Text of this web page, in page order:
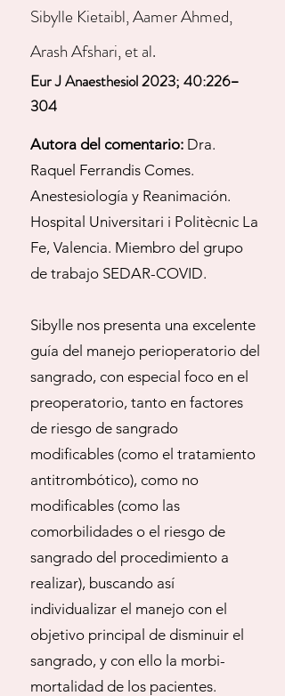
Sibylle Kietaibl, Aamer Ahmed,
Arash Afshari, et al.
Eur J Anaesthesiol 2023; 40:226–
304
Autora del comentario: Dra.
Raquel Ferrandis Comes.
Anestesiología y Reanimación.
Hospital Universitari i Politècnic La
Fe, Valencia. Miembro del grupo
de trabajo SEDAR-COVID.
Sibylle nos presenta una excelente
guía del manejo perioperatorio del
sangrado, con especial foco en el
preoperatorio, tanto en factores
de riesgo de sangrado
modificables (como el tratamiento
antitrombótico), como no
modificables (como las
comorbilidades o el riesgo de
sangrado del procedimiento a
realizar), buscando así
individualizar el manejo con el
objetivo principal de disminuir el
sangrado, y con ello la morbi-
mortalidad de los pacientes.